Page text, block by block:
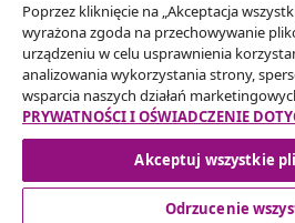
Biznes
vidaXL
Odkryj więcej
Poprzez kliknięcie na „Akceptacja
wyrażona zgoda na przechowywanie
urządzeniu w celu usprawnienia
analizowania wykorzystania strony,
wsparcia naszych działań
PRYWATNOŚCI I OŚWIADCZENIE
Akceptuj wszystkie
Odrzucenie